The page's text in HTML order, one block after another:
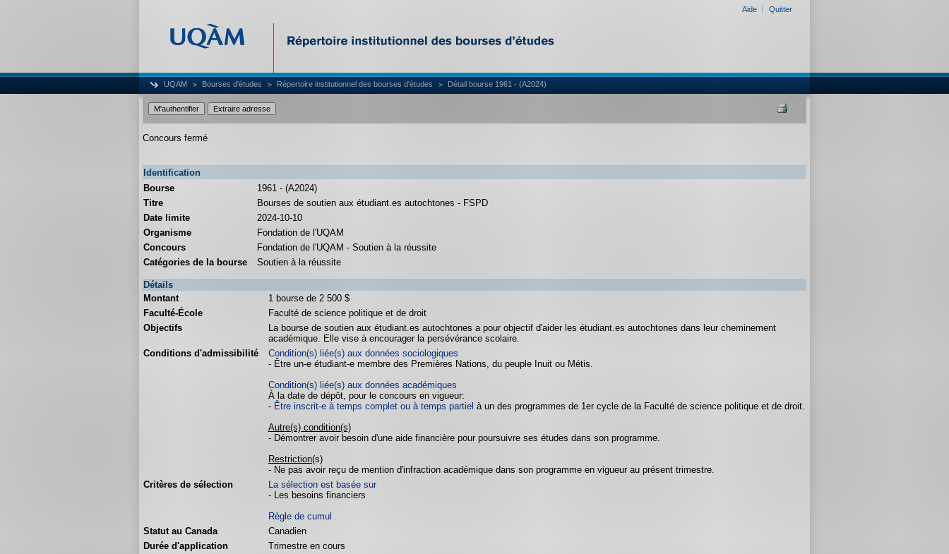
Aide Quitter
UQAM Bourses d'études Répertoire institutionnel des bourses d'études Détail bourse 1961 - (A2024)
Concours fermé
Identification
Bourse
1961 - (A2024)
Titre
Bourses de soutien aux étudiant.es autochtones - FSPD
Date limite
2024-10-10
Organisme
Fondation de l'UQAM
Concours
Fondation de l'UQAM - Soutien à la réussite
Catégories de la bourse
Soutien à la réussite
Détails
Montant
1 bourse de 2 500 $
Faculté-École
Faculté de science politique et de droit
Objectifs
La bourse de soutien aux étudiant.es autochtones a pour objectif d'aider les étudiant.es autochtones dans leur cheminement
académique. Elle vise à encourager la persévérance scolaire.
Conditions d'admissibilité
Condition(s) liée(s) aux données sociologiques
- Être un-e étudiant-e membre des Premières Nations, du peuple Inuit ou Métis.
Condition(s) liée(s) aux données académiques
À la date de dépôt, pour le concours en vigueur:
- Être inscrit-e à temps complet ou à temps partiel à un des programmes de 1er cycle de la Faculté de science politique et de droit.
Autre(s) condition(s)
- Démontrer avoir besoin d'une aide financière pour poursuivre ses études dans son programme.
Restriction(s)
- Ne pas avoir reçu de mention d'infraction académique dans son programme en vigueur au présent trimestre.
Critères de sélection
La sélection est basée sur
- Les besoins financiers
Règle de cumul
Statut au Canada
Canadien
Durée d'application
Trimestre en cours